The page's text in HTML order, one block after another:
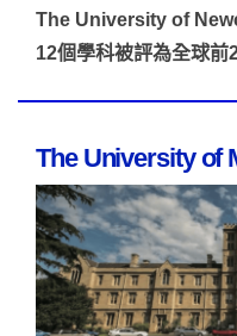
The University of
12個學科被評為全球前
The University of